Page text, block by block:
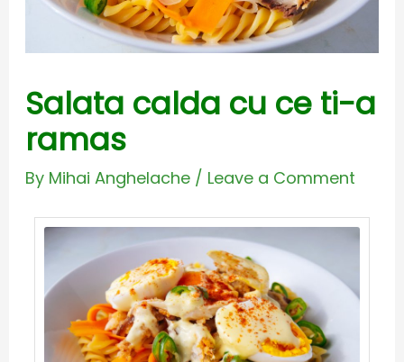
Salata calda cu ce ti-a
ramas
By Mihai Anghelache / Leave a Comment